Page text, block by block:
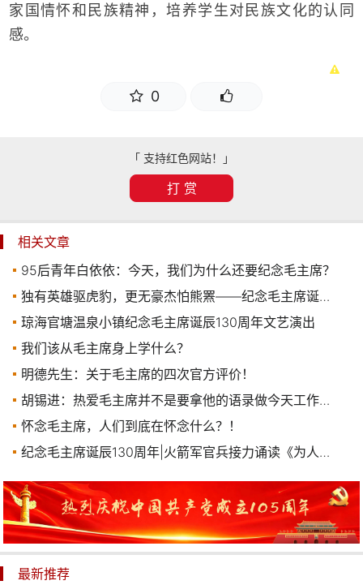
家国情怀和民族精神，培养学生对民族文化的认同
感。
0
「 支持红色网站！」
打 赏
相关文章
95后青年白依依：今天，我们为什么还要纪念毛主席？
独有英雄驱虎豹，更无豪杰怕熊罴——纪念毛主席诞辰130周年！
琼海官塘温泉小镇纪念毛主席诞辰130周年文艺演出
我们该从毛主席身上学什么？
明德先生：关于毛主席的四次官方评价！
胡锡进：热爱毛主席并不是要拿他的语录做今天工作是否正确的尺子
怀念毛主席，人们到底在怀念什么？！
纪念毛主席诞辰130周年|火箭军官兵接力诵读《为人民服务》
最新推荐